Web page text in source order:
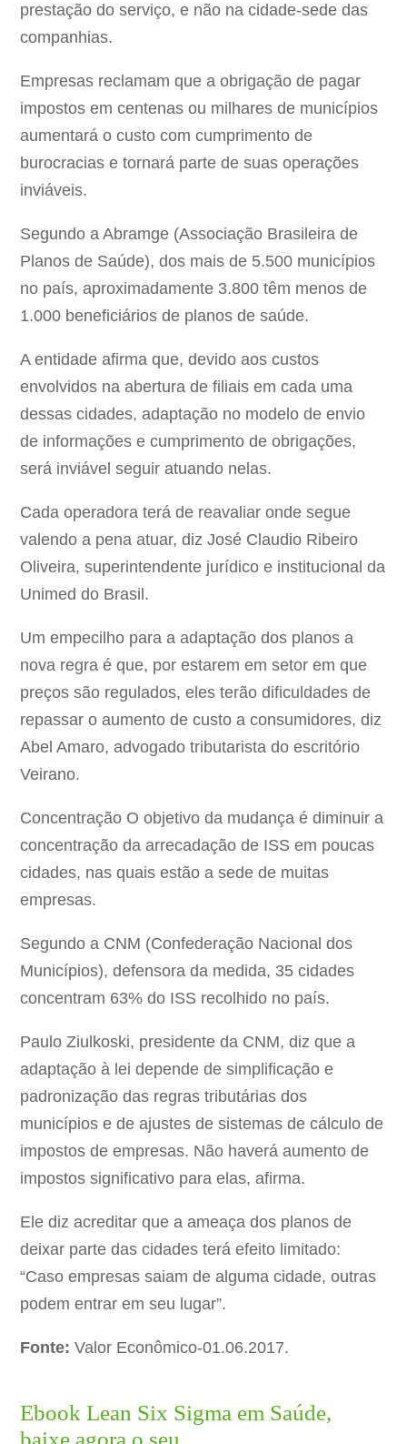
prestação do serviço, e não na cidade-sede das
companhias.
Empresas reclamam que a obrigação de pagar
impostos em centenas ou milhares de municípios
aumentará o custo com cumprimento de
burocracias e tornará parte de suas operações
inviáveis.
Segundo a Abramge (Associação Brasileira de
Planos de Saúde), dos mais de 5.500 municípios
no país, aproximadamente 3.800 têm menos de
1.000 beneficiários de planos de saúde.
A entidade afirma que, devido aos custos
envolvidos na abertura de filiais em cada uma
dessas cidades, adaptação no modelo de envio
de informações e cumprimento de obrigações,
será inviável seguir atuando nelas.
Cada operadora terá de reavaliar onde segue
valendo a pena atuar, diz José Claudio Ribeiro
Oliveira, superintendente jurídico e institucional da
Unimed do Brasil.
Um empecilho para a adaptação dos planos a
nova regra é que, por estarem em setor em que
preços são regulados, eles terão dificuldades de
repassar o aumento de custo a consumidores, diz
Abel Amaro, advogado tributarista do escritório
Veirano.
Concentração O objetivo da mudança é diminuir a
concentração da arrecadação de ISS em poucas
cidades, nas quais estão a sede de muitas
empresas.
Segundo a CNM (Confederação Nacional dos
Municípios), defensora da medida, 35 cidades
concentram 63% do ISS recolhido no país.
Paulo Ziulkoski, presidente da CNM, diz que a
adaptação à lei depende de simplificação e
padronização das regras tributárias dos
municípios e de ajustes de sistemas de cálculo de
impostos de empresas. Não haverá aumento de
impostos significativo para elas, afirma.
Ele diz acreditar que a ameaça dos planos de
deixar parte das cidades terá efeito limitado:
“Caso empresas saiam de alguma cidade, outras
podem entrar em seu lugar”.
Fonte: Valor Econômico-01.06.2017.
Ebook Lean Six Sigma em Saúde,
baixe agora o seu.